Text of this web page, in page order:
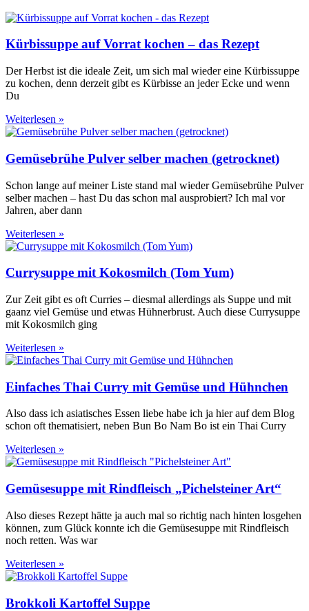
Kürbissuppe auf Vorrat kochen – das Rezept
Der Herbst ist die ideale Zeit, um sich mal wieder eine Kürbissuppe
zu kochen, denn derzeit gibt es Kürbisse an jeder Ecke und wenn
Du
Weiterlesen »
Gemüsebrühe Pulver selber machen (getrocknet)
Schon lange auf meiner Liste stand mal wieder Gemüsebrühe Pulver
selber machen – hast Du das schon mal ausprobiert? Ich mal vor
Jahren, aber dann
Weiterlesen »
Currysuppe mit Kokosmilch (Tom Yum)
Zur Zeit gibt es oft Curries – diesmal allerdings als Suppe und mit
gaanz viel Gemüse und etwas Hühnerbrust. Auch diese Currysuppe
mit Kokosmilch ging
Weiterlesen »
Einfaches Thai Curry mit Gemüse und Hühnchen
Also dass ich asiatisches Essen liebe habe ich ja hier auf dem Blog
schon oft thematisiert, neben Bun Bo Nam Bo ist ein Thai Curry
Weiterlesen »
Gemüsesuppe mit Rindfleisch „Pichelsteiner Art“
Also dieses Rezept hätte ja auch mal so richtig nach hinten losgehen
können, zum Glück konnte ich die Gemüsesuppe mit Rindfleisch
noch retten. Was war
Weiterlesen »
Brokkoli Kartoffel Suppe